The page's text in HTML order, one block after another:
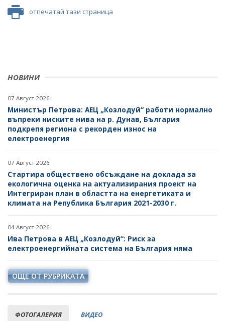
НОВИНИ
07 Август 2026
Министър Петрова: АЕЦ „Козлодуй“ работи нормално
въпреки ниските нива на р. Дунав, България
подкрепя региона с рекорден износ на
електроенергия
07 Август 2026
Стартира обществено обсъждане на доклада за
екологична оценка на актуализирания проект на
Интегриран план в областта на енергетиката и
климата на Република България 2021-2030 г.
04 Август 2026
Ива Петрова в АЕЦ „Козлодуй“: Риск за
електроенергийната система на България няма
ОЩЕ ОТ РУБРИКАТА
ФОТОГАЛЕРИЯ ВИДЕО
отпечатай тази страница